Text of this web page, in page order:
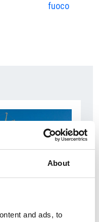
About
and ads, to
fuoco